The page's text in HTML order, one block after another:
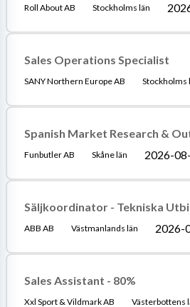
Roll About AB Stockholms län
Sales Operations Specialist
SANY Northern Europe AB Stockholms
Spanish Market Research &
Funbutler AB Skåne län 2026-
Säljkoordinator - Tekniska
ABB AB Västmanlands län 2026-
Sales Assistant - 80%
Xxl Sport & Vildmark AB Västerbottens